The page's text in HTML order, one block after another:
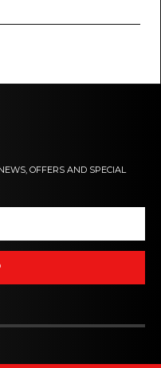
OFFERS AND SPECIAL